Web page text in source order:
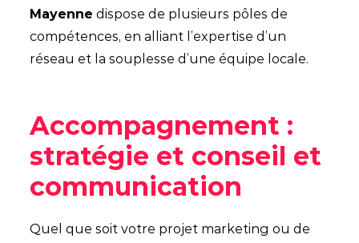
Mayenne dispose de plusieurs pôles de
compétences, en alliant l’expertise d’un
réseau et la souplesse d’une équipe locale.
Accompagnement :
stratégie et conseil et
communication
Quel que soit votre projet marketing ou de